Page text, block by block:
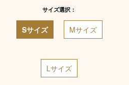
サイズ選択：
Sサイズ Mサイズ
Lサイズ